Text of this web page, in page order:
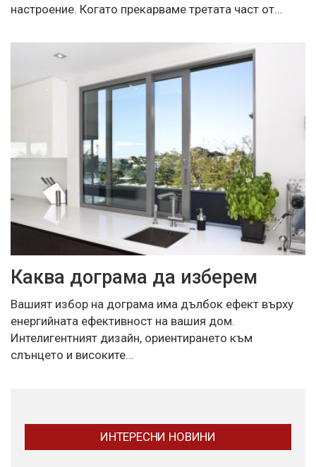
настроение. Когато прекарваме третата част от…
Каква дограма да изберем
Вашият избор на дограма има дълбок ефект върху
енергийната ефективност на вашия дом.
Интелигентният дизайн, ориентирането към
слънцето и високите…
ИНТЕРЕСНИ НОВИНИ